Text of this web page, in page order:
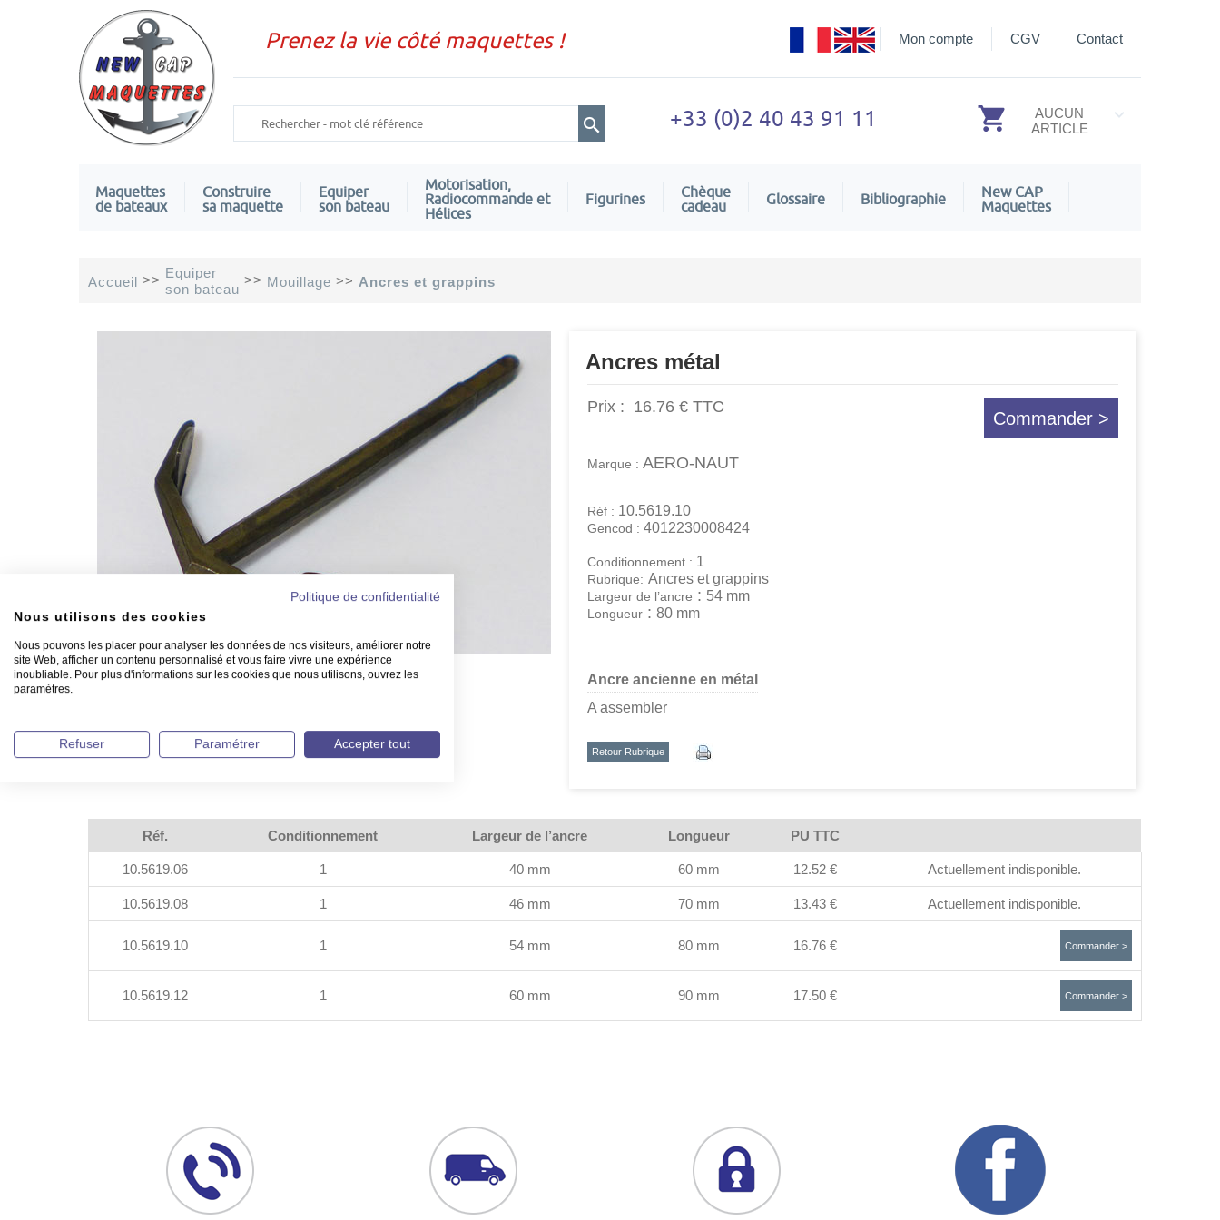
Prenez la vie côté maquettes ! CGV Contact
Mon compte
+33 (0)2 40 43 91 11
AUCUN
ARTICLE
Maquettes
de bateaux
Construire
sa maquette
Equiper
son bateau
Motorisation,
Radiocommande et
Hélices
Figurines
Chèque
cadeau
Glossaire Bibliographie
New CAP
Maquettes
Accueil >> Equiper
son bateau
>> Mouillage >> Ancres et grappins
Ancres métal
Commander >
Prix : 16.76 € TTC
Marque : AERO-NAUT
Réf : 10.5619.10
Gencod : 4012230008424
Conditionnement : 1
Rubrique: Ancres et grappins
Largeur de l’ancre : 54 mm
Longueur : 80 mm
Ancre ancienne en métal
A assembler
Retour Rubrique
Réf. Conditionnement Largeur de l’ancre Longueur PU TTC
10.5619.06 1 40 mm 60 mm 12.52 € Actuellement indisponible.
10.5619.08 1 46 mm 70 mm 13.43 € Actuellement indisponible.
10.5619.10 1 54 mm 80 mm 16.76 € Commander >
10.5619.12 1 60 mm 90 mm 17.50 € Commander >
Politique de confidentialité
Nous utilisons des cookies
Nous pouvons les placer pour analyser les données de nos visiteurs, améliorer notre
site Web, afficher un contenu personnalisé et vous faire vivre une expérience
inoubliable. Pour plus d'informations sur les cookies que nous utilisons, ouvrez les
paramètres.
Refuser Paramétrer Accepter tout